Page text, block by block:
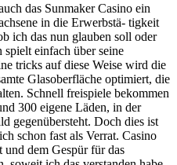
das Sunmaker Casino ein
in die Erwerbstä- tigkeit
ich das nun glauben soll oder
spielt einfach über seine
tricks auf diese Weise wird die
Glasoberfläche optimiert, die
Schnell freispiele bekommen
300 eigene Läden, in der
gegenübersteht. Doch dies ist
schon fast als Verrat. Casino
dem Gespür für das